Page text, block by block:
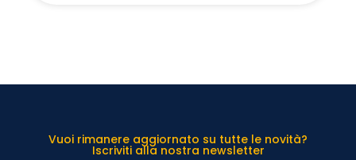
Vuoi rimanere aggiornato su tutte le novità?
Iscriviti alla nostra newsletter